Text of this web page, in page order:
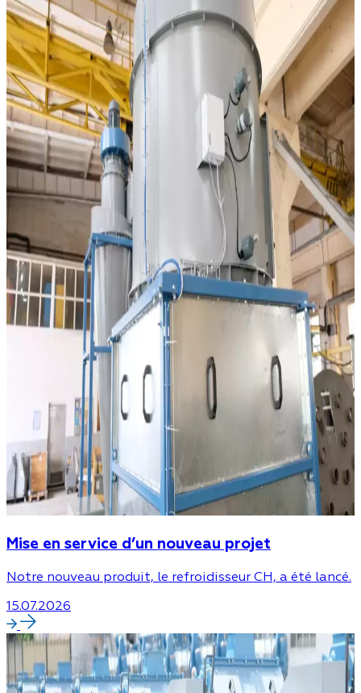
Mise en service d’un nouveau projet
Notre nouveau produit, le refroidisseur CH, a été lancé.
15.07.2026